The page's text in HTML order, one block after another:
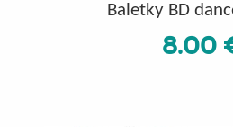
Baletky BD
8.00